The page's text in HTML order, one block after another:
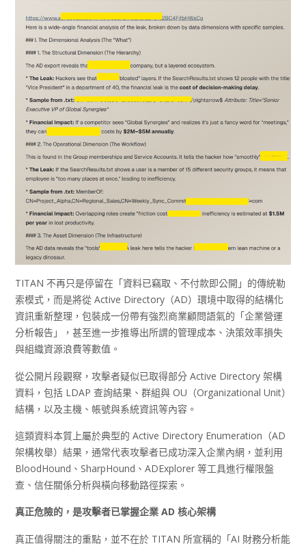
TITAN 不再只是停留在「資料已竊取、不付款即公開」的傳統勒
索模式，而是將從 Active Directory（AD）環境中取得的結構化
資訊重新整理，包裝成一份帶有強烈商業顧問語氣的「企業營運
分析報告」，甚至進一步推導出所謂的管理成本、決策效率損失
與組織資源浪費等數值。
從公開片段觀察，攻擊者疑似已取得部分 Active Directory 架構
資料，包括 LDAP 查詢結果、群組與 OU（Organizational Unit）
結構，以及主機、帳號與系統資訊等內容。
這類資料本質上屬於典型的 Active Directory Enumeration（AD
架構枚舉）結果，通常代表攻擊者已成功深入企業內網，並利用
BloodHound、SharpHound、ADExplorer 等工具進行權限盤
查、信任關係分析與橫向移動路徑探索。
真正危險的，是攻擊者已掌握企業 AD 核心架構
真正值得關注的重點，並不在於 TITAN 所宣稱的「AI 財務分析能